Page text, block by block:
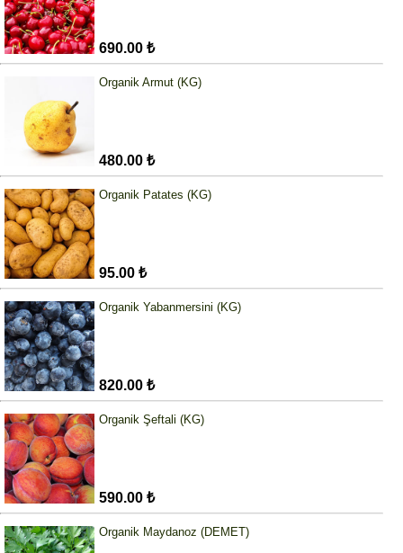
690.00 ₺
Organik Armut (KG)
480.00 ₺
Organik Patates (KG)
95.00 ₺
Organik Yabanmersini (KG)
820.00 ₺
Organik Şeftali (KG)
590.00 ₺
Organik Maydanoz (DEMET)